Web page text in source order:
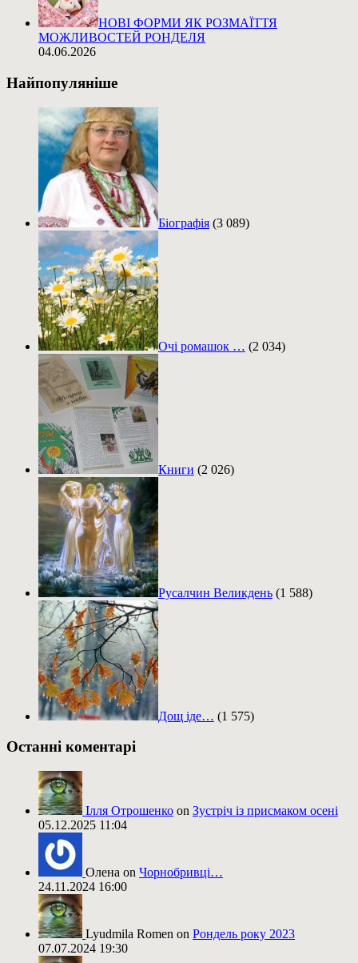
НОВІ ФОРМИ ЯК РОЗМАЇТТЯ
МОЖЛИВОСТЕЙ РОНДЕЛЯ
04.06.2026
Найпопуляніше
Біографія (3 089)
Очі ромашок … (2 034)
Книги (2 026)
Русалчин Великдень (1 588)
Дощ іде… (1 575)
Останні коментарі
Ілля Отрошенко on Зустріч із присмаком осені
05.12.2025 11:04
Олена on Чорнобривці…
24.11.2024 16:00
Lyudmila Romen on Рондель року 2023
07.07.2024 19:30